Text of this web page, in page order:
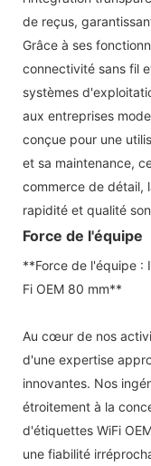
de reçus,
Grâce à ses
connectivité sans fil
systèmes
aux entreprises
conçue pour une
et sa maintenance,
commerce de détail,
rapidité et qualité
Force de l'équipe
**Force de l'équipe :
Fi OEM 80 mm**
Au cœur de nos
d'une expertise
innovantes. Nos
étroitement à la
d'étiquettes WiFi
une fiabilité